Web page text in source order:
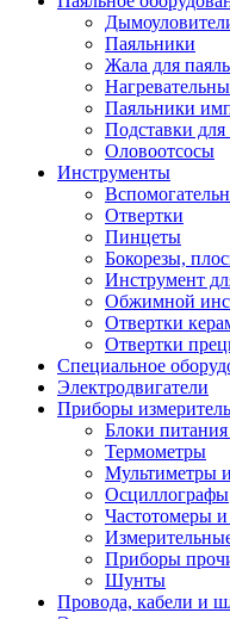
Паяльники
Жала для
Паяльники
Подставки для
Оловоотсосы
Инструменты
Отвертки
Пинцеты
Бокорезы,
Инструмент
Обжимной
Отвертки
Отвертки
Специальное
Электродвигатели
Приборы
Блоки
Термометры
Мультиметры
Осциллографы
Частотомеры
Приборы
Шунты
Провода, кабели и